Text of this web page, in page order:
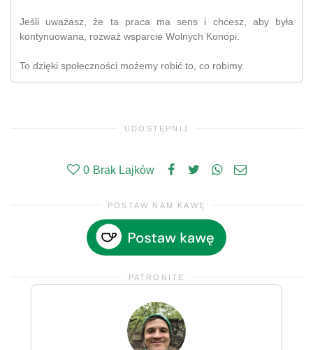
Jeśli uważasz, że ta praca ma sens i chcesz, aby była
kontynuowana, rozważ wsparcie Wolnych Konopi.
To dzięki społeczności możemy robić to, co robimy.
UDOSTĘPNIJ
0 Brak Lajków
POSTAW NAM KAWĘ
PATRONITE